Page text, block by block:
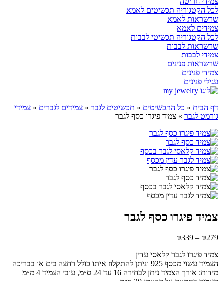
לכל הקטגוריה תכשיטים לאמא
שרשראות לאמא
צמידים לאמא
לכל הקטגוריה תכשיטי לבבות
שרשראות לבבות
צמידי לבבות
שרשראות פנינים
צמידי פנינים
עגילי פנינים
דף הבית » כל התכשיטים » תכשיטים לגבר » צמידים לגברים » צמידי
גורמט לגבר » צמיד פיגרו כסף לגבר
צמיד פיגרו כסף לגבר
₪279
–
₪339
עד
צמיד פיגרו לגבר קלאסי עדין
הצמיד עשוי מכסף 925 וניתן להתקלח איתו כולל רחצה בים או בבריכה
מידות: אורך הצמיד ניתן לבחירה 16 עד 24 ס״מ, עובי הצמיד 4 מ״מ